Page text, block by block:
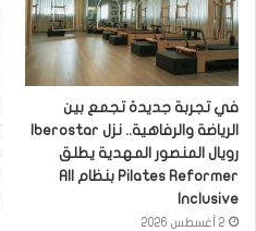
في تجربة جديدة تجمع بين
رويال المنصور المهدية يطلق
Pilates Reformer بنظام All
Inclusive
2 أغسطس 2026